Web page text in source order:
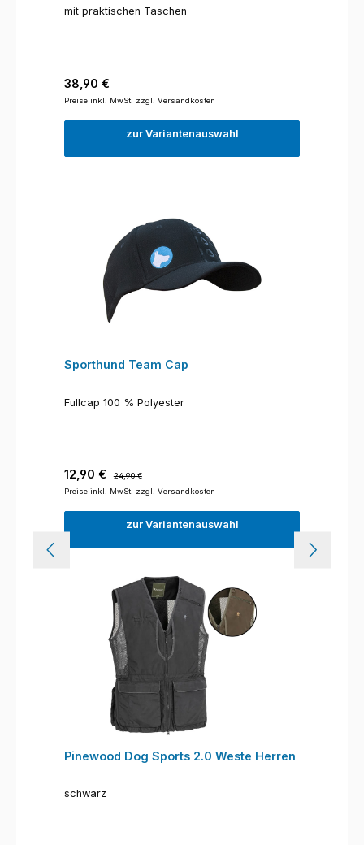
mit praktischen Taschen
Regulärer Preis:
38,90 €
Preise inkl. MwSt. zzgl. Versandkosten
zur Variantenauswahl
Sporthund Team Cap
Fullcap 100 % Polyester
Verkaufspreis:
12,90 €
24,90 €
Preise inkl. MwSt. zzgl. Versandkosten
zur Variantenauswahl
Pinewood Dog Sports 2.0 Weste Herren
schwarz